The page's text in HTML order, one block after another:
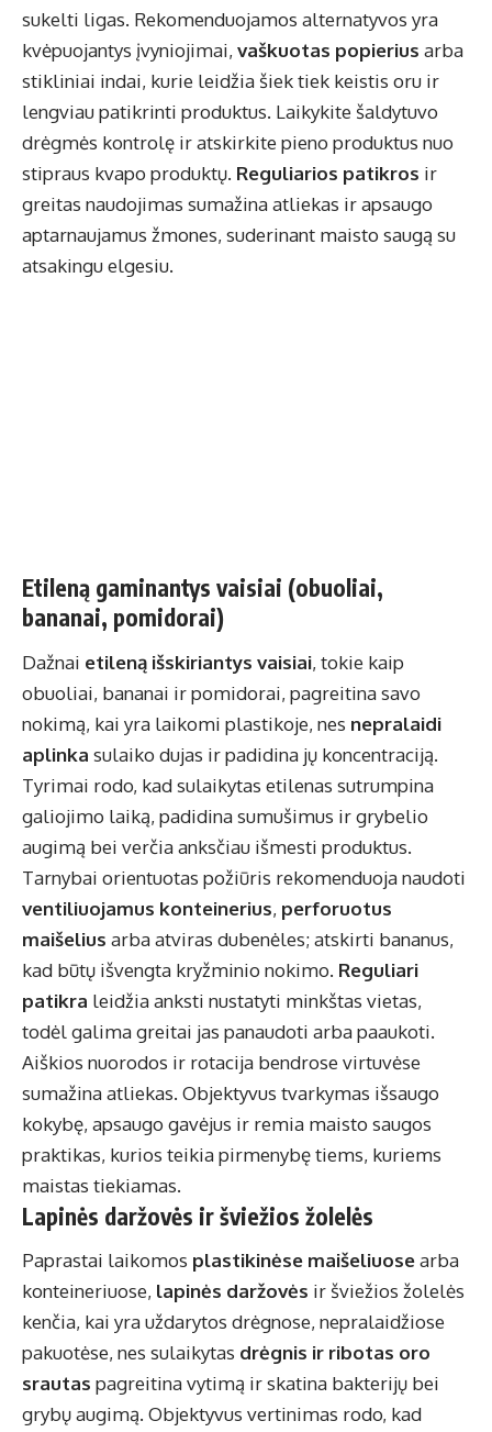
sukelti ligas. Rekomenduojamos alternatyvos yra
kvėpuojantys įvyniojimai, vaškuotas popierius arba
stikliniai indai, kurie leidžia šiek tiek keistis oru ir
lengviau patikrinti produktus. Laikykite šaldytuvo
drėgmės kontrolę ir atskirkite pieno produktus nuo
stipraus kvapo produktų. Reguliarios patikros ir
greitas naudojimas sumažina atliekas ir apsaugo
aptarnaujamus žmones, suderinant maisto saugą su
atsakingu elgesiu.
Etileną gaminantys vaisiai (obuoliai,
bananai, pomidorai)
Dažnai etileną išskiriantys vaisiai, tokie kaip
obuoliai, bananai ir pomidorai, pagreitina savo
nokimą, kai yra laikomi plastikoje, nes nepralaidi
aplinka sulaiko dujas ir padidina jų koncentraciją.
Tyrimai rodo, kad sulaikytas etilenas sutrumpina
galiojimo laiką, padidina sumušimus ir grybelio
augimą bei verčia anksčiau išmesti produktus.
Tarnybai orientuotas požiūris rekomenduoja naudoti
ventiliuojamus konteinerius, perforuotus
maišelius arba atviras dubenėles; atskirti bananus,
kad būtų išvengta kryžminio nokimo. Reguliari
patikra leidžia anksti nustatyti minkštas vietas,
todėl galima greitai jas panaudoti arba paaukoti.
Aiškios nuorodos ir rotacija bendrose virtuvėse
sumažina atliekas. Objektyvus tvarkymas išsaugo
kokybę, apsaugo gavėjus ir remia maisto saugos
praktikas, kurios teikia pirmenybę tiems, kuriems
maistas tiekiamas.
Lapinės daržovės ir šviežios žolelės
Paprastai laikomos plastikinėse maišeliuosearba
konteineriuose, lapinės daržovės ir šviežios žolelės
kenčia, kai yra uždarytos drėgnose, nepralaidžiose
pakuotėse, nes sulaikytas drėgnis ir ribotas oro
srautas pagreitina vytimą ir skatina bakterijų bei
grybų augimą. Objektyvus vertinimas rodo, kad